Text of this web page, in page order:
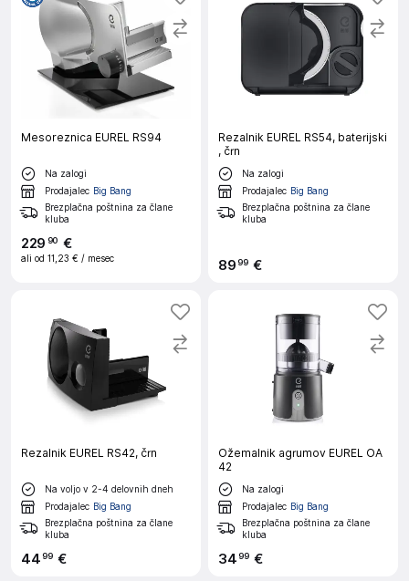
Mesoreznica EUREL RS94
Na zalogi
Prodajalec Big Bang
Brezplačna poštnina za člane
kluba
229 90 €
ali od 11,23 € / mesec
Rezalnik EUREL RS54, baterijski
, črn
Na zalogi
Prodajalec Big Bang
Brezplačna poštnina za člane
kluba
8999 €
Rezalnik EUREL RS42, črn
Na voljo v 2-4 delovnih dneh
Prodajalec Big Bang
Brezplačna poštnina za člane
kluba
4499 €
Ožemalnik agrumov EUREL OA
42
Na zalogi
Prodajalec Big Bang
Brezplačna poštnina za člane
kluba
3499 €